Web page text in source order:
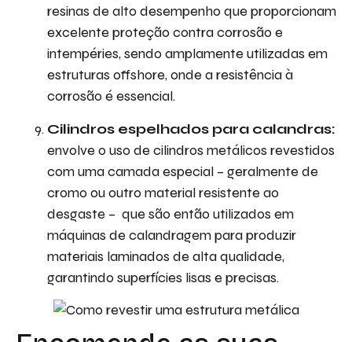
resinas de alto desempenho que proporcionam
excelente proteção contra corrosão e
intempéries, sendo amplamente utilizadas em
estruturas offshore, onde a resistência à
corrosão é essencial.
Cilindros espelhados para calandras:
envolve o uso de cilindros metálicos revestidos
com uma camada especial – geralmente de
cromo ou outro material resistente ao
desgaste – que são então utilizados em
máquinas de calandragem para produzir
materiais laminados de alta qualidade,
garantindo superfícies lisas e precisas.